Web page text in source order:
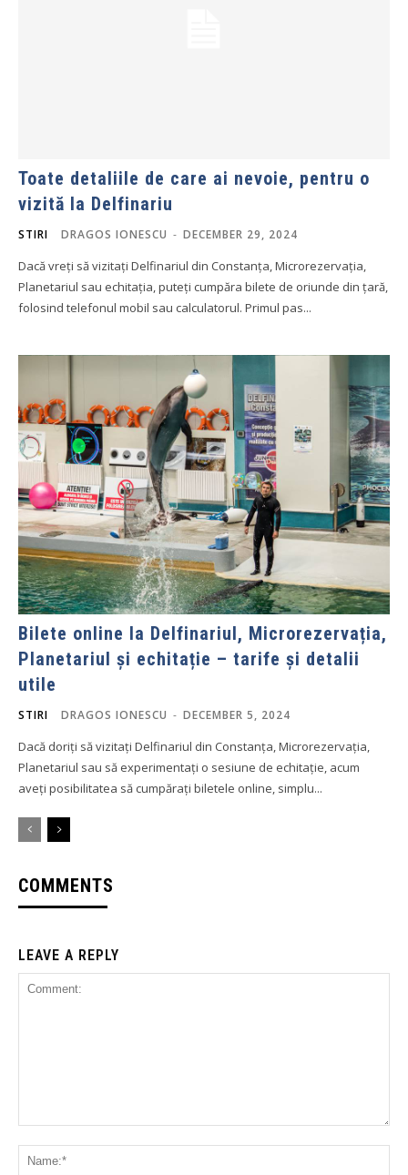
Toate detaliile de care ai nevoie, pentru o
vizită la Delfinariu
STIRI DRAGOS IONESCU - DECEMBER 29, 2024
Dacă vreți să vizitați Delfinariul din Constanța, Microrezervația,
Planetariul sau echitația, puteți cumpăra bilete de oriunde din țară,
folosind telefonul mobil sau calculatorul. Primul pas...
Bilete online la Delfinariul, Microrezervația,
Planetariul și echitație – tarife și detalii
utile
STIRI DRAGOS IONESCU - DECEMBER 5, 2024
Dacă doriți să vizitați Delfinariul din Constanța, Microrezervația,
Planetariul sau să experimentați o sesiune de echitație, acum
aveți posibilitatea să cumpărați biletele online, simplu...
COMMENTS
LEAVE A REPLY